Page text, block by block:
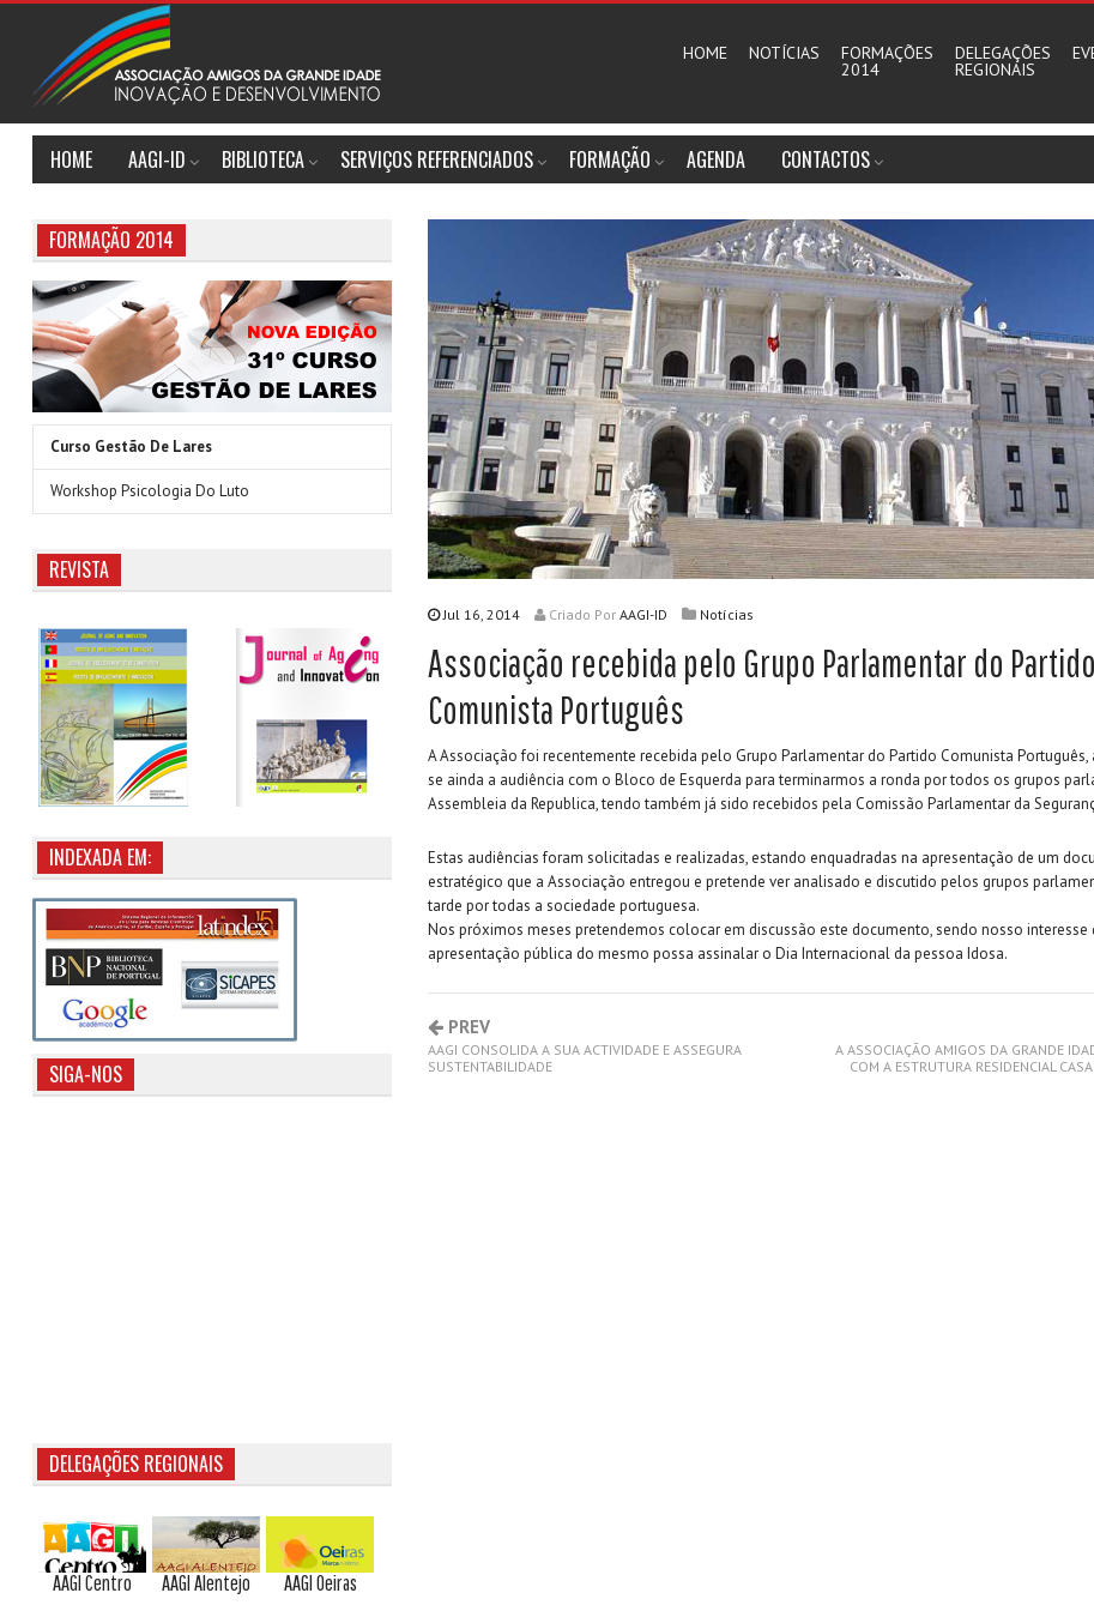
HOME NOTÍCIAS FORMAÇÕES
2014
DELEGAÇÕES
REGIONAIS
HOME AAGI-ID BIBLIOTECA SERVIÇOS REFERENCIADOS FORMAÇÃO AGENDA CONTACTOS
FORMAÇÃO 2014
Curso Gestão De Lares
Workshop Psicologia Do Luto
REVISTA
INDEXADA EM:
SIGA-NOS
DELEGAÇÕES REGIONAIS
AAGI Centro AAGI Alentejo AAGI Oeiras
Jul 16, 2014 Criado Por AAGI-ID Notícias
Associação recebida pelo Grupo Parlamentar do Partido
Comunista Português
A Associação foi recentemente recebida pelo Grupo Parlamentar do Partido Comunista Português,
se ainda a audiência com o Bloco de Esquerda para terminarmos a ronda por todos os grupos
Assembleia da Republica, tendo também já sido recebidos pela Comissão Parlamentar da
Estas audiências foram solicitadas e realizadas, estando enquadradas na apresentação de um
estratégico que a Associação entregou e pretende ver analisado e discutido pelos grupos
tarde por todas a sociedade portuguesa.
Nos próximos meses pretendemos colocar em discussão este documento, sendo nosso interesse
apresentação pública do mesmo possa assinalar o Dia Internacional da pessoa Idosa.
PREV
AAGI CONSOLIDA A SUA ACTIVIDADE E ASSEGURA
SUSTENTABILIDADE
A ASSOCIAÇÃO AMIGOS DA GRANDE
COM A ESTRUTURA RESIDENCIAL